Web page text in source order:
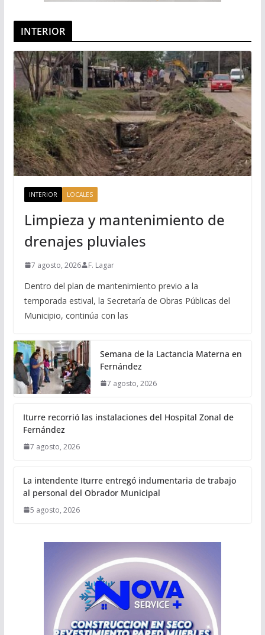
INTERIOR
INTERIOR LOCALES
Limpieza y mantenimiento de
drenajes pluviales
7 agosto, 2026 F. Lagar
Dentro del plan de mantenimiento previo a la
temporada estival, la Secretaría de Obras Públicas del
Municipio, continúa con las
Semana de la Lactancia Materna en
Fernández
7 agosto, 2026
Iturre recorrió las instalaciones del Hospital Zonal de
Fernández
7 agosto, 2026
La intendente Iturre entregó indumentaria de trabajo
al personal del Obrador Municipal
5 agosto, 2026